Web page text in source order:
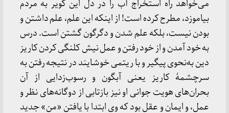
می‌خواهد راه استخراج آب را در دل این کویر به مردم
بیاموزد، مطرح کرده است! از اینکه این علم، علم داشتن و
بودن نیست، بلکه علم شدن و دگرگون گشتن است. درس
به خود آمدن و از خود رفتن و عمل نیش کلنگی کردن کاریز
دین به‌نحوی پیگیر و با ریتمی خوشایند در نتیجه رفتن به
سرچشمهٔ کاریز یعنی آبگون و رسوب‌زدایی از آن
بحران‌های هویت جوانی او نیز بازتابی از دوگانه‌های نظر و
عمل، و ایمان و عقل بود که وی ابتدا با یافتن «من» جدید